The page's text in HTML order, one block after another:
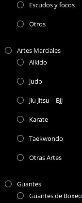
Escudos y focos
Otros
Artes Marciales
Aikido
Judo
Jiu Jitsu – BJJ
Karate
Taekwondo
Otras Artes
Guantes
Guantes de Boxeo